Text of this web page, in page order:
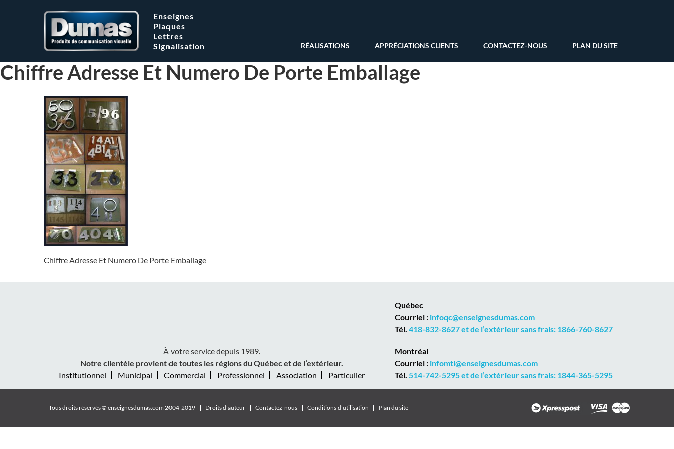
Enseignes
Plaques
Lettres
Signalisation
RÉALISATIONS APPRÉCIATIONS CLIENTS CONTACTEZ-NOUS PLAN DU SITE
Chiffre Adresse Et Numero De Porte Emballage
Chiffre Adresse Et Numero De Porte Emballage
À votre service depuis 1989.
Notre clientèle provient de toutes les régions du Québec et de l’extérieur.
Institutionnel
Municipal Commercial Professionnel Association Particulier
Québec
Courriel : infoqc@enseignesdumas.com
Tél. 418-832-8627 et de l’extérieur sans frais: 1866-760-8627
Montréal
Courriel : infomtl@enseignesdumas.com
Tél. 514-742-5295 et de l’extérieur sans frais: 1844-365-5295
Tous droits réservés © enseignesdumas.com 2004-2019 Droits d'auteur Contactez-nous Conditions d'utilisation Plan du site